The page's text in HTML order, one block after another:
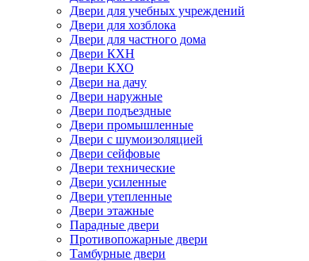
Двери для учебных учреждений
Двери для хозблока
Двери для частного дома
Двери КХН
Двери КХО
Двери на дачу
Двери наружные
Двери подъездные
Двери промышленные
Двери с шумоизоляцией
Двери сейфовые
Двери технические
Двери усиленные
Двери утепленные
Двери этажные
Парадные двери
Противопожарные двери
Тамбурные двери